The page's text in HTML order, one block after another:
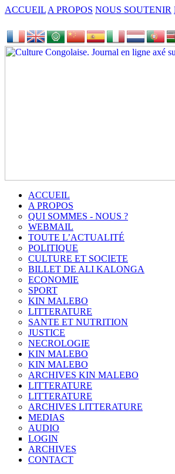
ACCUEIL A PROPOS NOUS SOUTENIR
ACCUEIL
A PROPOS
QUI SOMMES - NOUS ?
WEBMAIL
TOUTE L’ACTUALITÉ
POLITIQUE
CULTURE ET SOCIETE
BILLET DE ALI KALONGA
ECONOMIE
SPORT
KIN MALEBO
LITTERATURE
SANTE ET NUTRITION
JUSTICE
NECROLOGIE
KIN MALEBO
KIN MALEBO
ARCHIVES KIN MALEBO
LITTERATURE
LITTERATURE
ARCHIVES LITTERATURE
MEDIAS
AUDIO
LOGIN
ARCHIVES
CONTACT